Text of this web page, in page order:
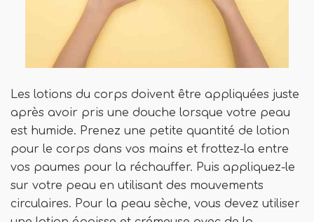
Les lotions du corps doivent être appliquées juste
après avoir pris une douche lorsque votre peau
est humide. Prenez une petite quantité de lotion
pour le corps dans vos mains et frottez-la entre
vos paumes pour la réchauffer. Puis appliquez-le
sur votre peau en utilisant des mouvements
circulaires. Pour la peau sèche, vous devez utiliser